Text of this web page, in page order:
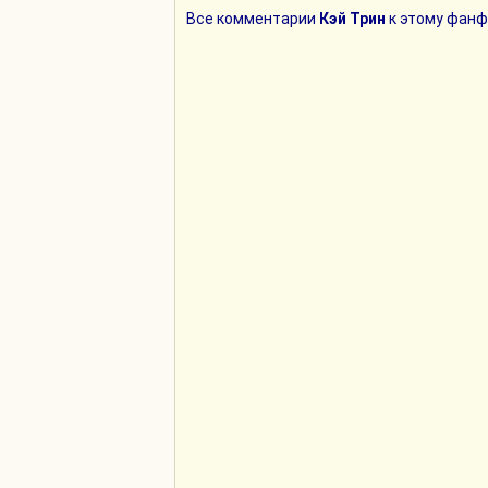
Все комментарии Кэй Трин к этому